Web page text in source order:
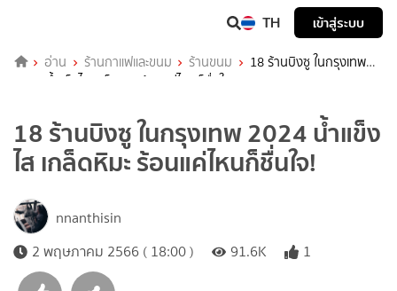
TH เข้าสู่ระบบ
อ่าน ร้านกาแฟและขนม ร้านขนม
18 ร้านบิงซู ในกรุงเทพ
2024 น้ำแข็งไส เกล็ดหิมะ ร้อนแค่ไหนก็ชื่นใจ!
18 ร้านบิงซู ในกรุงเทพ 2024 น้ำแข็ง
ไส เกล็ดหิมะ ร้อนแค่ไหนก็ชื่นใจ!
nnanthisin
2 พฤษภาคม 2566 ( 18:00 )
91.6K 1